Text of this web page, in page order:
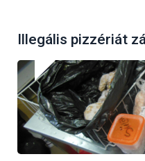
Illegális pizzériát